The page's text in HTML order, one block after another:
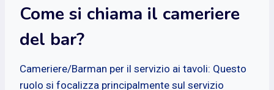
Come si chiama il cameriere
del bar?
Cameriere/Barman per il servizio ai tavoli: Questo
ruolo si focalizza principalmente sul servizio